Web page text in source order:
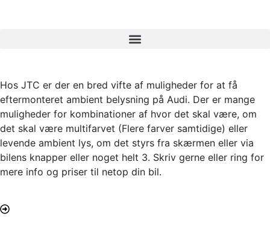
Hos JTC er der en bred vifte af muligheder for at få
eftermonteret ambient belysning på Audi. Der er mange
muligheder for kombinationer af hvor det skal være, om
det skal være multifarvet (Flere farver samtidige) eller
levende ambient lys, om det styrs fra skærmen eller via
bilens knapper eller noget helt 3. Skriv gerne eller ring for
mere info og priser til netop din bil.